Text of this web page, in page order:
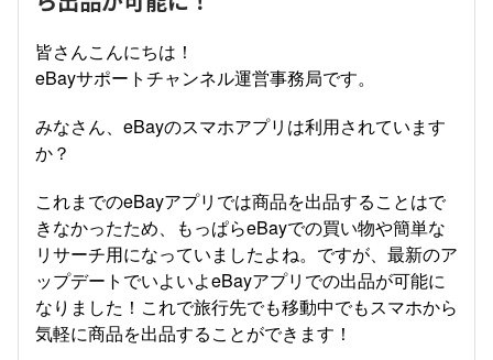
皆さんこんにちは！
eBayサポートチャンネル運営事務局です。
みなさん、eBayのスマホアプリは利用されています
か？
これまでのeBayアプリでは商品を出品することはで
きなかったため、もっぱらeBayでの買い物や簡単な
リサーチ用になっていましたよね。ですが、最新のア
ップデートでいよいよeBayアプリでの出品が可能に
なりました！これで旅行先でも移動中でもスマホから
気軽に商品を出品することができます！